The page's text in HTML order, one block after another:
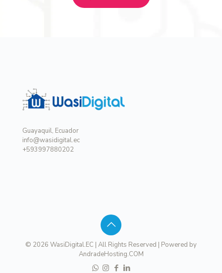
Guayaquil, Ecuador
info@wasidigital.ec
+593997880202
© 2026 WasiDigital.EC | All Rights Reserved | Powered by
AndradeHosting.COM